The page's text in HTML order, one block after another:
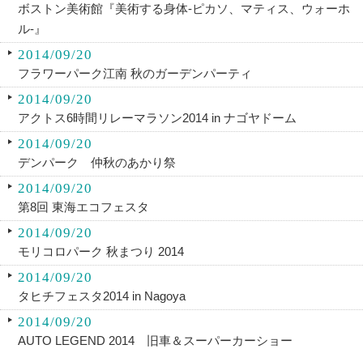
ボストン美術館『美術する身体-ピカソ、マティス、ウォーホ
ル-』
2014/09/20
フラワーパーク江南 秋のガーデンパーティ
2014/09/20
アクトス6時間リレーマラソン2014 in ナゴヤドーム
2014/09/20
デンパーク 仲秋のあかり祭
2014/09/20
第8回 東海エコフェスタ
2014/09/20
モリコロパーク 秋まつり 2014
2014/09/20
タヒチフェスタ2014 in Nagoya
2014/09/20
AUTO LEGEND 2014 旧車＆スーパーカーショー